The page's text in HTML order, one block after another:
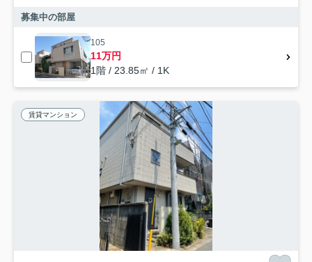
募集中の部屋
105
11万円
1階 / 23.85㎡ / 1K
賃貸マンション